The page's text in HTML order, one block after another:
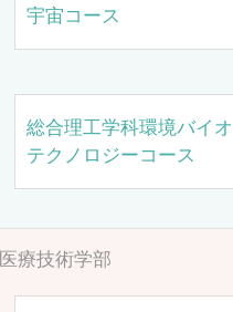
宇宙コース
総合理工学科環境バイオ
テクノロジーコース
医療技術学部